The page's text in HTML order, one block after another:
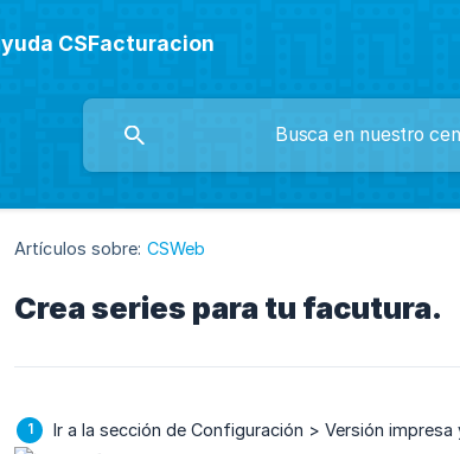
CSFacturacion
Artículos sobre: CSWeb
Crea series para tu facutura.
Ir a la sección de Configuración > Versión impresa